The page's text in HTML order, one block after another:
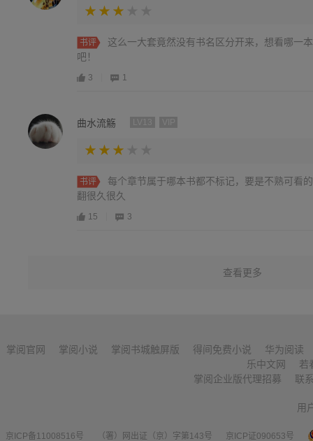
书评
这么一大套竟然没有书名区分开来，想看哪一
吧！
3 1
曲水流觞
书评
每个章节属于哪本书都不标记，要是不熟可看
翻很久很久
15 3
查看更多
掌阅官网 掌阅小说 掌阅书城触屏版 得间免费小说
华为阅读
乐中文网
若
掌阅企业版代理招募
联
用
京ICP备11008516号 （署）网出证（京）字第143号 京ICP证090653号